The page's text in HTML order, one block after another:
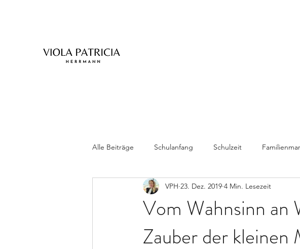
Alle Beiträge Schulanfang Schulzeit
Vom Wahnsinn an
Zauber der kleinen
VPH 23. Dez. 2019 4 Min. Lesezeit